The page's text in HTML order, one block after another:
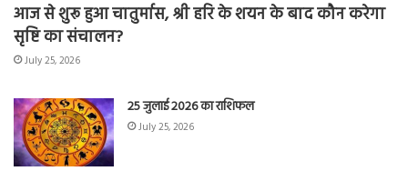
आज से शुरू हुआ चातुर्मास, श्री हरि के शयन के बाद कौन करेगा
सृष्टि का संचालन?
July 25, 2026
25 जुलाई 2026 का राशिफल
July 25, 2026